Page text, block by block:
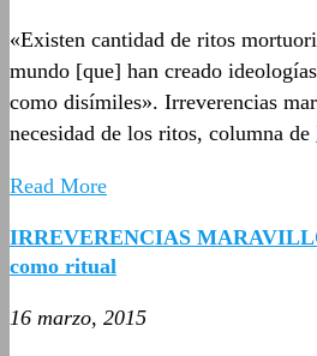
«Existen cantidad de ritos
mundo [que] han creado
como disímiles». Irreverencias
necesidad de los ritos, columna de
Read More
IRREVERENCIAS
como ritual
16 marzo, 2015